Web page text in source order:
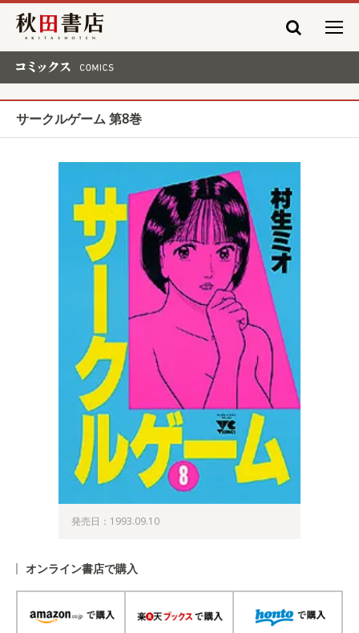
秋田書店
サークルゲーム 第8巻
発売日：1993.09.10
オンライン書店で購入